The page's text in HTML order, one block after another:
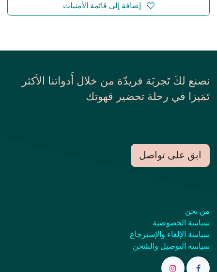
إضافة إلى قائمة الأمنيات
نصنع لكَ تَجربَة فريدّة من خلال أَدواتنا الأكثر
تَمَيزا في رحلة تحضير قهوتك
ابق على تواصل
من نحن
سياسة الخصوصية
سياسة الإلغاء والإسترجاع
سياسة التوصيل والشحن